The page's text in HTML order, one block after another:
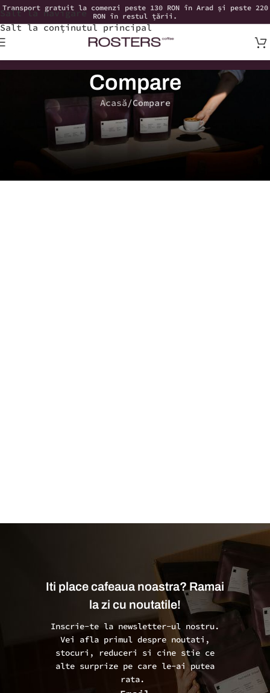
Salt la navigare
Salt la conținutul principal
Transport gratuit la comenzi peste 130 RON în Arad și peste 220
RON în restul țării.
Compare
Acasă Compare
Iti place cafeaua noastra? Ramai
la zi cu noutatile!
Inscrie-te la newsletter-ul nostru.
Vei afla primul despre noutati,
stocuri, reduceri si cine stie ce
alte surprize pe care le-ai putea
rata.